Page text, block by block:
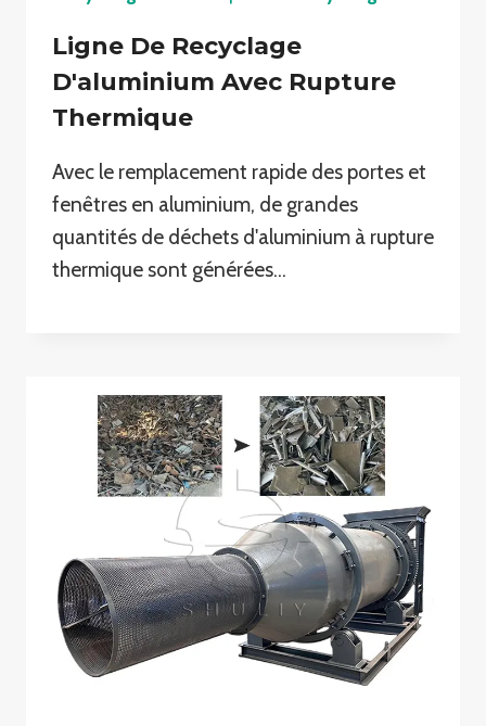
Ligne De Recyclage
D'aluminium Avec Rupture
Thermique
Avec le remplacement rapide des portes et
fenêtres en aluminium, de grandes
quantités de déchets d'aluminium à rupture
thermique sont générées…